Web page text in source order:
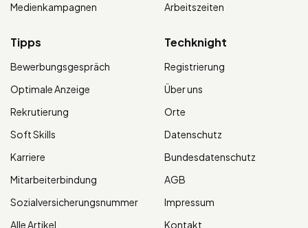
Medienkampagnen
Arbeitszeiten
Tipps
Bewerbungsgespräch
Optimale Anzeige
Rekrutierung
Soft Skills
Karriere
Mitarbeiterbindung
Sozialversicherungsnummer
Alle Artikel
Techknight
Registrierung
Über uns
Orte
Datenschutz
Bundesdatenschutz
AGB
Impressum
Kontakt